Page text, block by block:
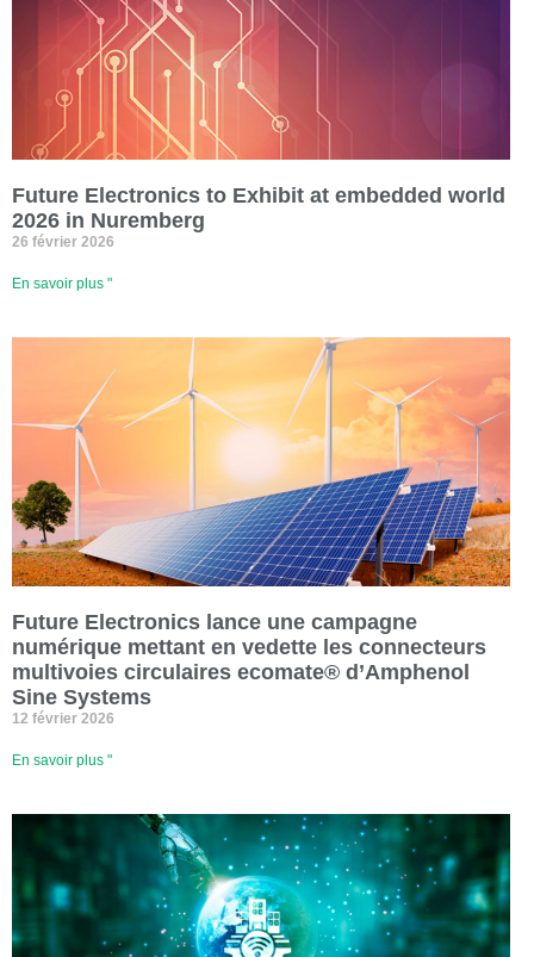
Future Electronics to Exhibit at embedded world
2026 in Nuremberg
26 février 2026
En savoir plus "
Future Electronics lance une campagne
numérique mettant en vedette les connecteurs
multivoies circulaires ecomate® d’Amphenol
Sine Systems
12 février 2026
En savoir plus "